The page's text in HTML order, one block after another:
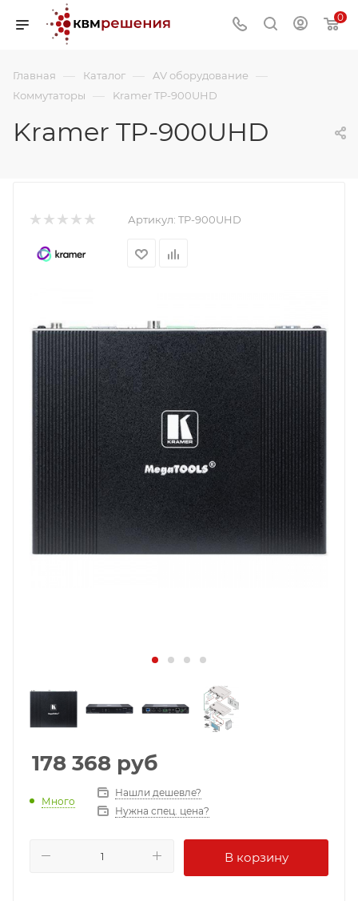
0
Главная — Каталог — AV оборудование —
Коммутаторы — Kramer TP-900UHD
Kramer TP-900UHD
Артикул: TP-900UHD
178 368 руб
Много
Нашли дешевле?
Нужна спец. цена?
В корзину